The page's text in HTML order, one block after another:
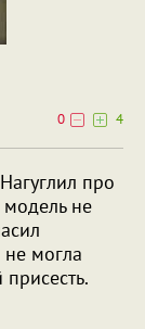
0
4
про
модель не
не могла